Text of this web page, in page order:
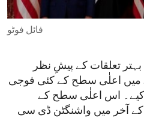
ENVIRONMENT AND HEALTH
IDEALS AND INSTITUTIONS
فائل فوٹو
تعلقات کے پیشِ نظر
دونوں ملکوں نے جون 2020 میں اعلٰی سطح کے کئی فوجی
اس اعلٰی سطح کے
کے آخر میں واشنگٹن ڈی سی